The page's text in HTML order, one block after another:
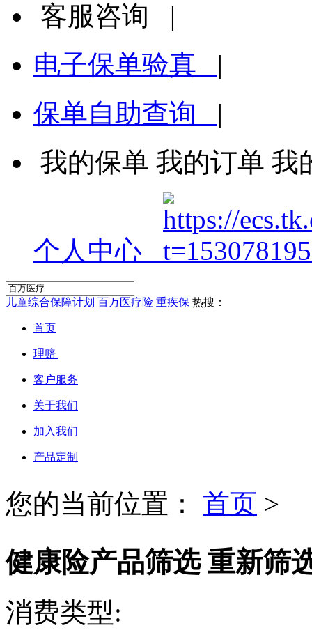
客服咨询 |
电子保单验真 |
保单自助查询 |
我的保单 我的订单 我
个人中心
儿童综合保障计划 百万医疗险 重疾保 热搜：
首页
理赔
客户服务
关于我们
加入我们
产品定制
您的当前位置： 首页 >
健康险产品筛选 重新筛
消费类型: